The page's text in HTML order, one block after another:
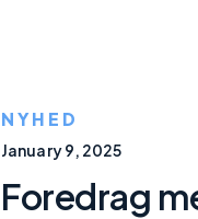
NYHED
January 9, 2025
Foredrag